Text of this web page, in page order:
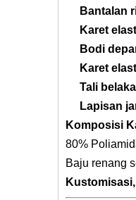
Bantalan
Karet
Bodi
Karet
Tali
Lapisan
Komposisi
80%
Baju renang